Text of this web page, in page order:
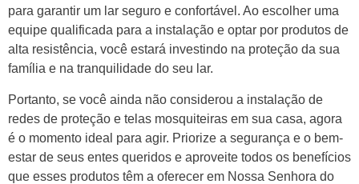
para garantir um lar seguro e confortável. Ao escolher uma
equipe qualificada para a instalação e optar por produtos de
alta resistência, você estará investindo na proteção da sua
família e na tranquilidade do seu lar.
Portanto, se você ainda não considerou a instalação de
redes de proteção e telas mosquiteiras em sua casa, agora
é o momento ideal para agir. Priorize a segurança e o bem-
estar de seus entes queridos e aproveite todos os benefícios
que esses produtos têm a oferecer em Nossa Senhora do